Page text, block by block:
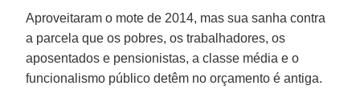
Aproveitaram o mote de 2014, mas sua sanha contra
a parcela que os pobres, os trabalhadores, os
aposentados e pensionistas, a classe média e o
funcionalismo público detêm no orçamento é antiga.